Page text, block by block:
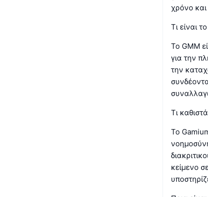
χρόνο
Τι είναι
Το GMM
για την
την
Τι
Το
κείμενο